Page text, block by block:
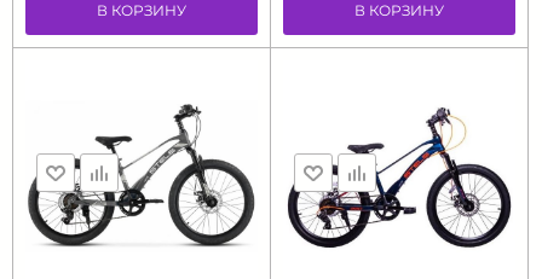
В КОРЗИНУ В КОРЗИНУ